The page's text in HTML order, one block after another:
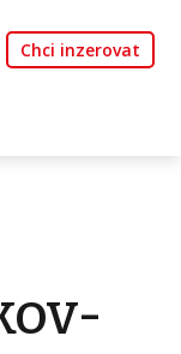
Chci inzerovat